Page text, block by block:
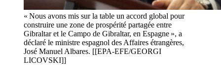
« Nous avons mis sur la table un accord global pour
construire une zone de prospérité partagée entre
Gibraltar et le Campo de Gibraltar, en Espagne », a
déclaré le ministre espagnol des Affaires étrangères,
José Manuel Albares. [[EPA-EFE/GEORGI
LICOVSKI]]